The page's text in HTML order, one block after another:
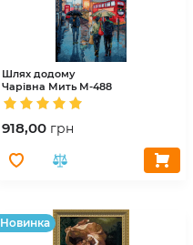
Шлях додому
Чарівна Мить М-488
918,00 грн
Hовинка